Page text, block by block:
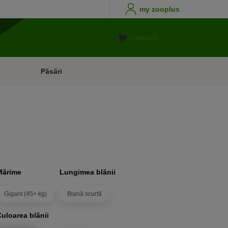
my zooplus
Păsări
Gigant (45+ kg)
Lungimea blănii
Blană scurtă
blănii